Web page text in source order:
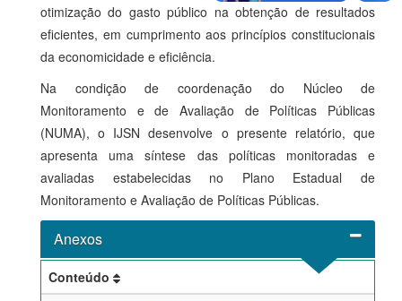
otimização do gasto público na obtenção de resultados
eficientes, em cumprimento aos princípios constitucionais
da economicidade e eficiência.
Na condição de coordenação do Núcleo de
Monitoramento e de Avaliação de Políticas Públicas
(NUMA), o IJSN desenvolve o presente relatório, que
apresenta uma síntese das políticas monitoradas e
avaliadas estabelecidas no Plano Estadual de
Monitoramento e Avaliação de Políticas Públicas.
Anexos
Conteúdo